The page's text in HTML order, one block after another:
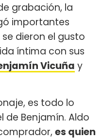
grabación, la
importantes
dieron el gusto
íntima con sus
Vicuña y
es todo lo
de Benjamín. Aldo
es quien